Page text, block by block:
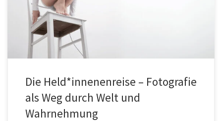
Die Held*innenenreise – Fotografie
als Weg durch Welt und
Wahrnehmung